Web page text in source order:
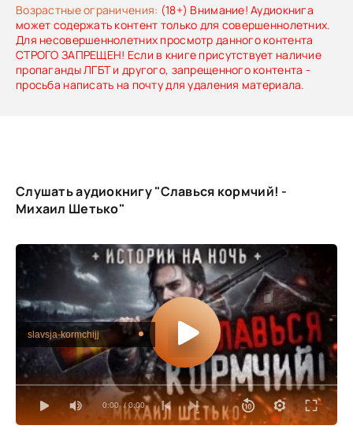
Возрастные ограничения: (18+) Внимание! Аудиокнига
может содержать контент только для совершеннолетних.
Для несовершеннолетних просмотр данного контента
СТРОГО ЗАПРЕЩЕН! Если в книге присутствует наличие
пропаганды ЛГБТ и другого, запрещенного контента -
просьба написать на почту для удаления материала.
Слушать аудиокнигу "Славься кормчий! -
Михаил Шетько"
0:00 / 0:00
slavsja-kormchijj